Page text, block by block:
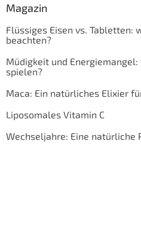
Magazin
Flüssiges Eisen vs. Tabletten:
beachten?
Müdigkeit und
spielen?
Maca: Ein natürliches Elixier
Liposomales Vitamin C
Wechseljahre: Eine natürliche